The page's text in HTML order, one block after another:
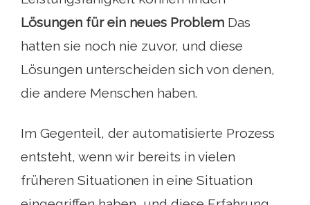
Lösungen für ein neues Problem Das
hatten sie noch nie zuvor, und diese
Lösungen unterscheiden sich von denen,
die andere Menschen haben.
Im Gegenteil, der automatisierte Prozess
entsteht, wenn wir bereits in vielen
früheren Situationen in eine Situation